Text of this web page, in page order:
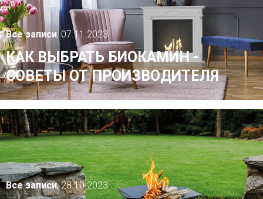
Все записи, 07.11.2023
КАК ВЫБРАТЬ БИОКАМИН -
СОВЕТЫ ОТ ПРОИЗВОДИТЕЛЯ
Все записи, 28.10.2023